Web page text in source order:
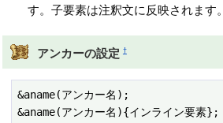
す。子要素は注釈文に反映されます。
アンカーの設定 †
&aname(アンカー名);
&aname(アンカー名){インライン要素};